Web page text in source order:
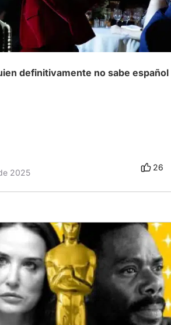
definitivamente no sabe español
2025
26
Óscar 2025 # Mejor Película # Wicked